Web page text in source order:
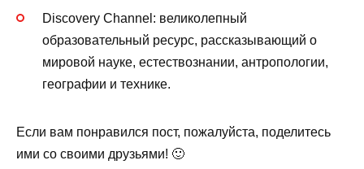
Discovery Channel: великолепный
образовательный ресурс, рассказывающий о
мировой науке, естествознании, антропологии,
географии и технике.
Если вам понравился пост, пожалуйста, поделитесь
ими со своими друзьями! 🙂